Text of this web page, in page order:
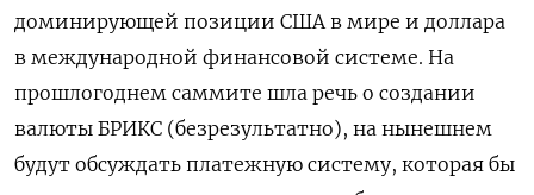
доминирующей позиции США в мире и доллара
в международной финансовой системе. На
прошлогоднем саммите шла речь о создании
валюты БРИКС (безрезультатно), на нынешнем
будут обсуждать платежную систему, которая бы